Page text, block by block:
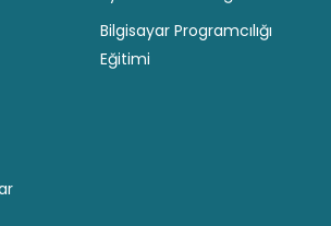
Bilgisayar Programcılığı
Eğitimi